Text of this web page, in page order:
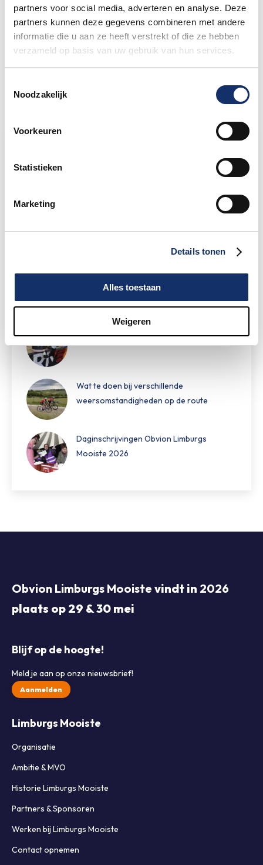
partners voor social media, adverteren en analyse. Deze
partners kunnen deze gegevens combineren met andere
informatie die u aan ze heeft verstrekt of die ze hebben
verzameld op basis van uw gebruik van hun services.
Noodzakelijk
Voorkeuren
Statistieken
Marketing
Details tonen
Alles toestaan
Weigeren
Nieuw betaalsysteem op het
festivalterrein
27 mei 2026
Sportograf is er weer bij om jouw mooiste
Hoe bereid je je voor op warm fietsweer?
Wat te doen bij verschillende
weersomstandigheden op de route
Daginschrijvingen Obvion Limburgs
Mooiste 2026
Obvion Limburgs Mooiste vindt in 2026
plaats op 29 & 30 mei
Blijf op de hoogte!
Meld je aan op onze nieuwsbrief!
Aanmelden
Limburgs Mooiste
Organisatie
Ambitie & MVO
Historie Limburgs Mooiste
Partners & Sponsoren
Werken bij Limburgs Mooiste
Contact opnemen